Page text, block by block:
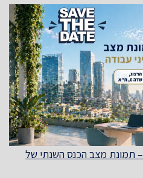
25.5.26 | עולם העבודה 2026 – תמונת מצב הכנס השנתי של